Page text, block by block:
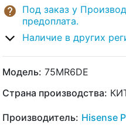
Под заказ у
предоплата.
Наличие в других
Модель: 75MR6DE
Страна производства:
Производитель: Hisense